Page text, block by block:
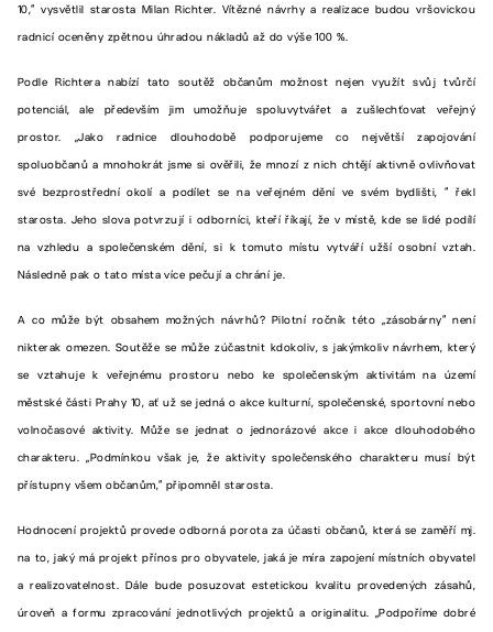
10,“ vysvětlil starosta Milan Richter. Vítězné návrhy a realizace budou vršovickou
radnicí oceněny zpětnou úhradou nákladů až do výše 100 %.
Podle Richtera nabízí tato soutěž občanům možnost nejen využít svůj tvůrčí
potenciál, ale především jim umožňuje spoluvytvářet a zušlechťovat veřejný
prostor. „Jako radnice dlouhodobě podporujeme co největší zapojování
spoluobčanů a mnohokrát jsme si ověřili, že mnozí z nich chtějí aktivně ovlivňovat
své bezprostřední okolí a podílet se na veřejném dění ve svém bydlišti, “ řekl
starosta. Jeho slova potvrzují i odborníci, kteří říkají, že v místě, kde se lidé podílí
na vzhledu a společenském dění, si k tomuto místu vytváří užší osobní vztah.
Následně pak o tato místa více pečují a chrání je.
A co může být obsahem možných návrhů? Pilotní ročník této „zásobárny“ není
nikterak omezen. Soutěže se může zúčastnit kdokoliv, s jakýmkoliv návrhem, který
se vztahuje k veřejnému prostoru nebo ke společenským aktivitám na území
městské části Prahy 10, ať už se jedná o akce kulturní, společenské, sportovní nebo
volnočasové aktivity. Může se jednat o jednorázové akce i akce dlouhodobého
charakteru. „Podmínkou však je, že aktivity společenského charakteru musí být
přístupny všem občanům,“ připomněl starosta.
Hodnocení projektů provede odborná porota za účasti občanů, která se zaměří mj.
na to, jaký má projekt přínos pro obyvatele, jaká je míra zapojení místních obyvatel
a realizovatelnost. Dále bude posuzovat estetickou kvalitu provedených zásahů,
úroveň a formu zpracování jednotlivých projektů a originalitu. „Podpoříme dobré